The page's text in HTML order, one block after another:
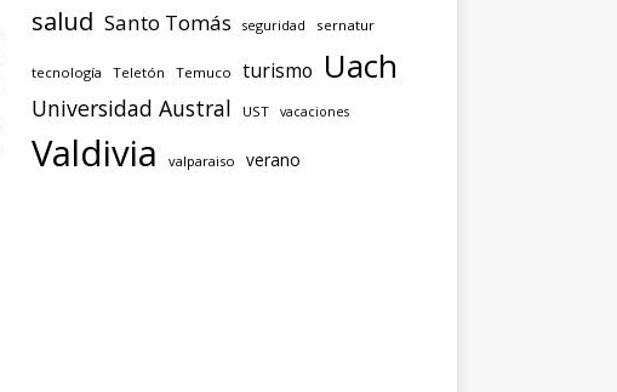
salud Santo Tomás seguridad sernatur
tecnología Teletón Temuco turismo Uach
Universidad Austral UST vacaciones
Valdivia valparaiso verano